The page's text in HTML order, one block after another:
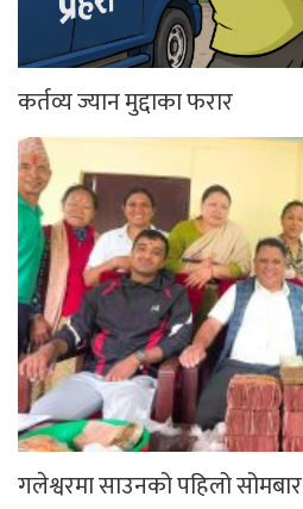
कर्तव्य ज्यान मुद्दाका फरार
गलेश्वरमा साउनको पहिलो सोमबार